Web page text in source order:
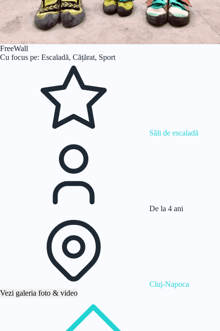
FreeWall
Cu focus pe: Escaladă, Cățărat, Sport
Săli de escaladă
De la 4 ani
Cluj-Napoca
Vezi galeria foto & video